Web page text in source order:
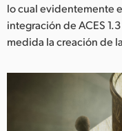
lo cual evidentemente
integración de ACES
medida la creación de